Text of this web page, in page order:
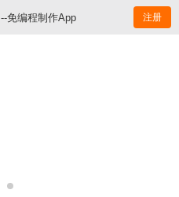
--免编程制作App 注册